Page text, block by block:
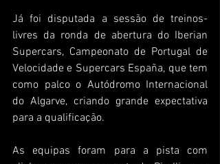
Já foi disputada a sessão de treinos-
livres da ronda de abertura do Iberian
Supercars, Campeonato de Portugal de
Velocidade e Supercars España, que tem
como palco o Autódromo Internacional
do Algarve, criando grande expectativa
para a qualificação.
As equipas foram para a pista com